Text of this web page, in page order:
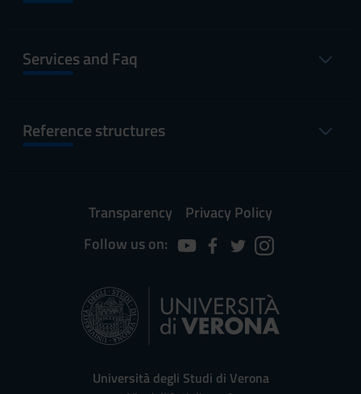
Services and Faq
Reference structures
Transparency
Privacy Policy
Follow us on:
Università degli Studi di Verona